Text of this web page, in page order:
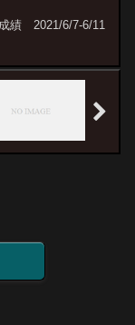
績 2021/6/7-6/11